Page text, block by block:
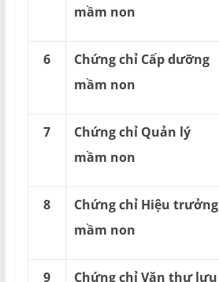
mầm non
6
Chứng chỉ Cấp dưỡng
mầm non
7
Chứng chỉ Quản lý
mầm non
8
Chứng chỉ Hiệu trưởng
mầm non
9
Chứng chỉ Văn thư lưu